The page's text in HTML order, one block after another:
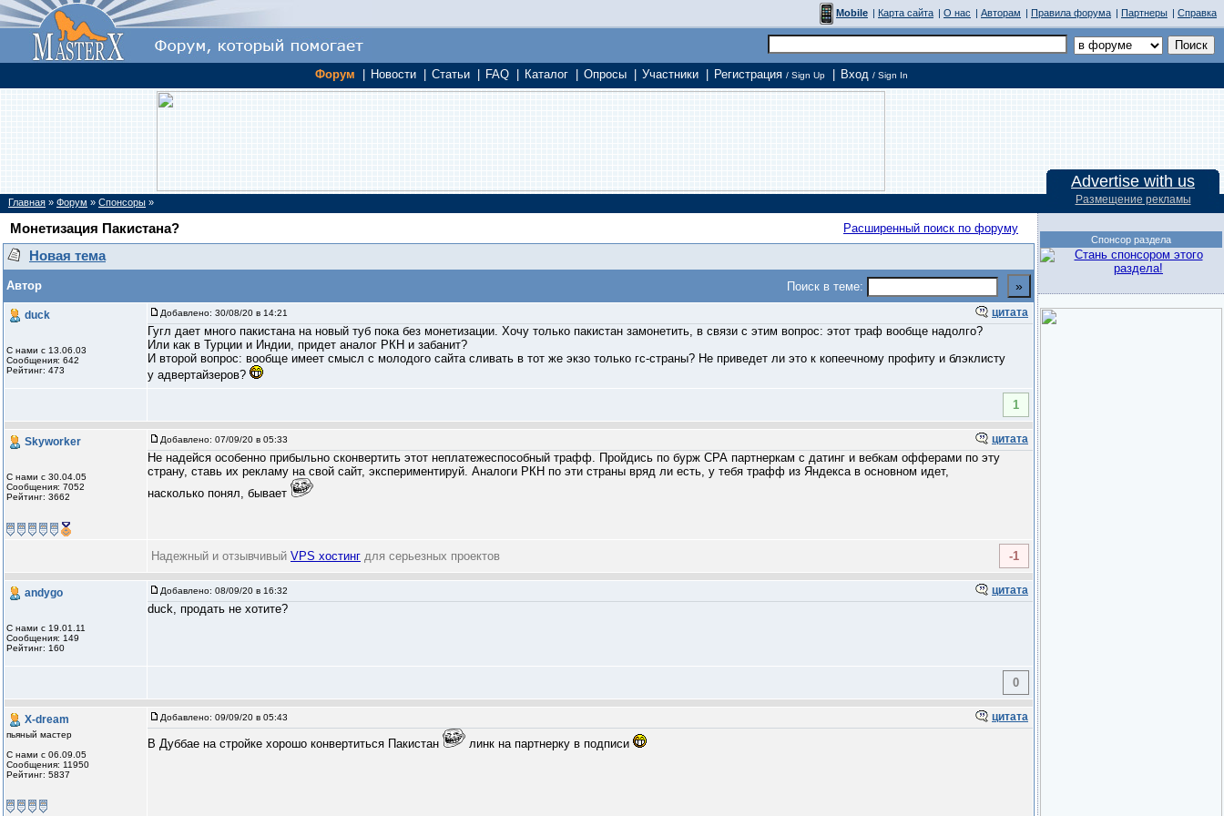
Mobile | Карта сайта | О нас | Авторам | Правила форума | Партнеры | Справка
Форум Новости Статьи FAQ Каталог Опросы Участники Регистрация / Sign Up Вход / Sign In
Advertise with us
Размещение рекламы
Главная » Форум » Спонсоры »
Монетизация Пакистана? Расширенный поиск по форуму
Новая тема
Автор Поиск в теме:
duck
С нами с 13.06.03
Сообщения: 642
Рейтинг: 473
Добавлено: 30/08/20 в 14:21 цитата
Гугл дает много пакистана на новый туб пока без монетизации. Хочу только пакистан замонетить, в связи с этим вопрос: этот траф вообще надолго?
Или как в Турции и Индии, придет аналог РКН и забанит?
И второй вопрос: вообще имеет смысл с молодого сайта сливать в тот же экзо только гс-страны? Не приведет ли это к копеечному профиту и блэклисту
у адвертайзеров?
1
Skyworker
С нами с 30.04.05
Сообщения: 7052
Рейтинг: 3662
Добавлено: 07/09/20 в 05:33 цитата
Не надейся особенно прибыльно сконвертить этот неплатежеспособный трафф. Пройдись по бурж СРА партнеркам с датинг и вебкам офферами по эту
страну, ставь их рекламу на свой сайт, экспериментируй. Аналоги РКН по эти страны вряд ли есть, у тебя трафф из Яндекса в основном идет,
насколько понял, бывает
Надежный и отзывчивый VPS хостинг для серьезных проектов -1
andygo
С нами с 19.01.11
Сообщения: 149
Рейтинг: 160
Добавлено: 08/09/20 в 16:32 цитата
duck, продать не хотите?
0
X-dream
пьяный мастер
С нами с 06.09.05
Сообщения: 11950
Рейтинг: 5837
Добавлено: 09/09/20 в 05:43 цитата
В Дуббае на стройке хорошо конвертиться Пакистан линк на партнерку в подписи
Спонсор раздела